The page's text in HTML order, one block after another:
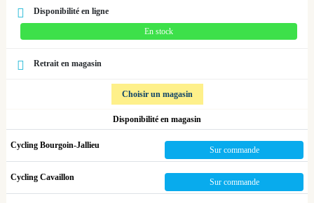
Disponibilité en ligne
En stock
Retrait en magasin
Choisir un magasin
Disponibilité en magasin
Cycling Bourgoin-Jallieu Sur commande
Cycling Cavaillon Sur commande